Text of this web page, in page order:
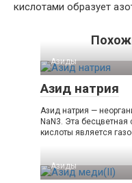
кислотами образует
Азиды
Азид натрия
Азид натрия —
NaN3. Эта бесцветная
кислоты является
Азиды